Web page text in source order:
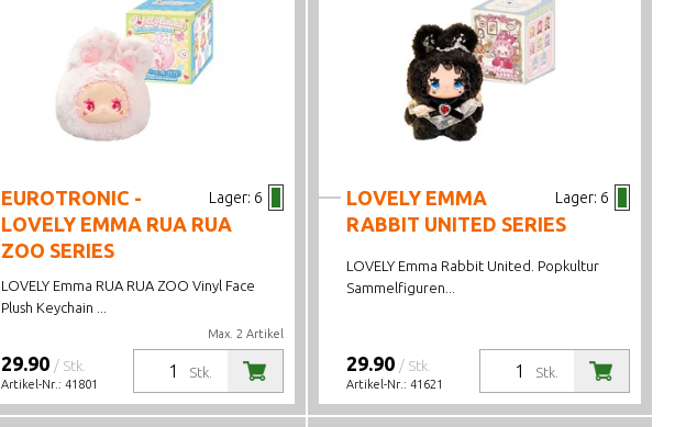
Lager: 6
EUROTRONIC -
LOVELY EMMA RUA RUA
ZOO SERIES
LOVELY Emma RUA RUA ZOO Vinyl Face
Plush Keychain ...
Max. 2 Artikel
Stk.
29.90 / Stk.
Artikel-Nr.: 41801
Lager: 6
LOVELY EMMA
RABBIT UNITED SERIES
LOVELY Emma Rabbit United. Popkultur
Sammelfiguren...
Stk.
29.90 / Stk.
Artikel-Nr.:41621